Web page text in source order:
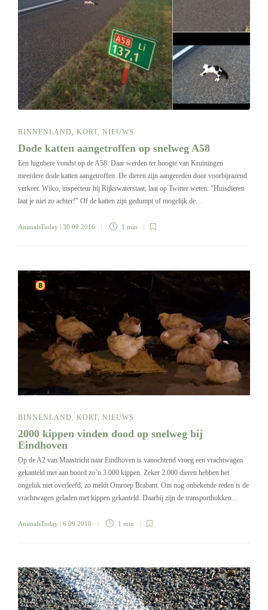
BINNENLAND KORT NIEUWS
Dode katten aangetroffen op snelweg A58
Een lugubere vondst op de A58. Daar werden ter hoogte van Kruiningen
meerdere dode katten aangetroffen. De dieren zijn aangereden door voorbijrazend
verkeer. Wilco, inspecteur bij Rijkswaterstaat, laat op Twitter weten: “Huisdieren
laat je niet zo achter!” Of de katten zijn gedumpt of mogelijk de…
AnimalsToday | 30 09 2016 1 min
BINNENLAND, KORT, NIEUWS
2000 kippen vinden dood op snelweg bij
Eindhoven
Op de A2 van Maastricht naar Eindhoven is vanochtend vroeg een vrachtwagen
gekanteld met aan boord zo’n 3.000 kippen. Zeker 2.000 dieren hebben het
ongeluk niet overleefd, zo meldt Omroep Brabant. Om nog onbekende reden is de
vrachtwagen geladen met kippen gekanteld. Daarbij zijn de transporthokken…
AnimalsToday | 6 09 2016 1 min